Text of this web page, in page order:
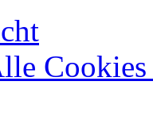
Cookies